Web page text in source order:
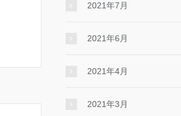
2021年7月
2021年6月
2021年4月
2021年3月